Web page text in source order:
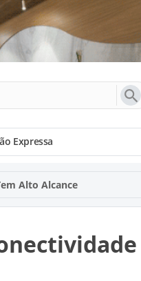
Expressa
Alto Alcance